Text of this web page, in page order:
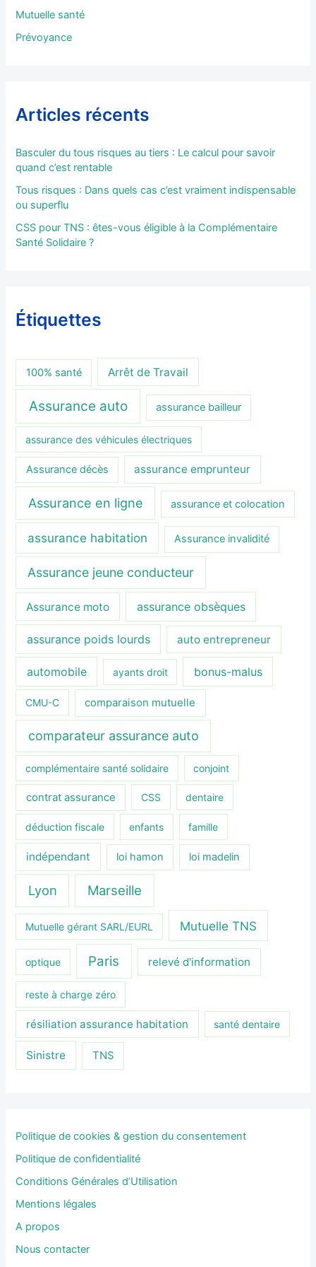
Mutuelle santé
Prévoyance
Articles récents
Basculer du tous risques au tiers : Le calcul pour savoir
quand c’est rentable
Tous risques : Dans quels cas c’est vraiment indispensable
ou superflu
CSS pour TNS : êtes-vous éligible à la Complémentaire
Santé Solidaire ?
Étiquettes
100% santé Arrêt de Travail
Assurance auto assurance bailleur
assurance des véhicules électriques
Assurance décès assurance emprunteur
Assurance en ligne assurance et colocation
assurance habitation Assurance invalidité
Assurance jeune conducteur
Assurance moto assurance obsèques
assurance poids lourds auto entrepreneur
automobile ayants droit bonus-malus
CMU-C comparaison mutuelle
comparateur assurance auto
complémentaire santé solidaire conjoint
contrat assurance CSS dentaire
déduction fiscale enfants famille
indépendant loi hamon loi madelin
Lyon Marseille
Mutuelle gérant SARL/EURL Mutuelle TNS
optique Paris relevé d'information
reste à charge zéro
résiliation assurance habitation santé dentaire
Sinistre TNS
Politique de cookies & gestion du consentement
Politique de confidentialité
Conditions Générales d’Utilisation
Mentions légales
A propos
Nous contacter